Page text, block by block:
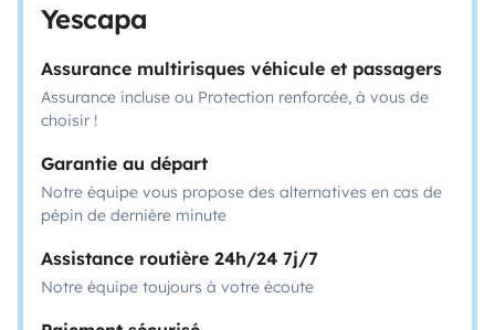
Yescapa
Assurance multirisques véhicule et passagers
Assurance incluse ou Protection renforcée, à vous de
choisir !
Garantie au départ
Notre équipe vous propose des alternatives en cas de
pépin de dernière minute
Assistance routière 24h/24 7j/7
Notre équipe toujours à votre écoute